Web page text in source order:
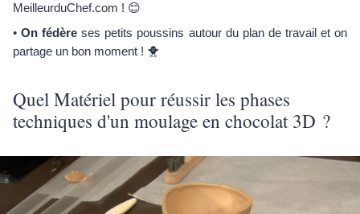
MeilleurduChef.com ! 😊
•On fédère ses petits poussins autour du plan de travail et on
partage un bon moment ! 🐥
Quel Matériel pour réussir les phases
techniques d'un moulage en chocolat 3D ?